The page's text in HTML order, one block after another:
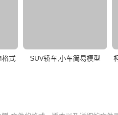
格式
SUV轿车,小车简易模型